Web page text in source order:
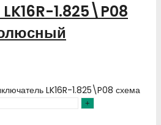
1.825\P08
LK16R-1.825\P08 схема